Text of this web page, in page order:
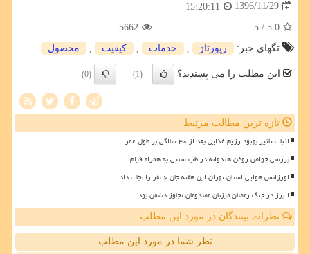
1396/11/29
15:20:11
5.0
/ 5
5662
تگهای خبر:
رپورتاژ خدمات كیفیت محصول
این مطلب را می پسندید؟ (1)
(0)
تازه ترین مطالب مرتبط
اثبات تأثیر بهبود رژیم غذایی بعد از ۴۰ سالگی بر طول عمر
بررسی خواص روغن هندوانه در طب سنتی به همراه فیلم
اورژانس هوایی استان تهران این هفته جان ۶ نفر را نجات داد
البرز در جنگ رمضان میزبان مصدومان تجاوز دشمن بود
نظرات بینندگان در مورد این مطلب
نظر شما در مورد این مطلب